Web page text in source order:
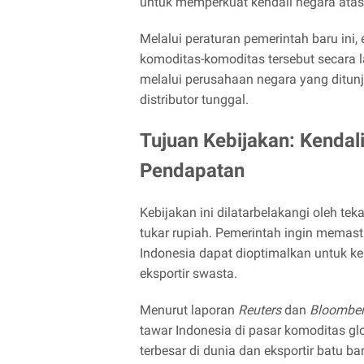
Melalui peraturan pemerintah baru
komoditas-komoditas tersebut secara
melalui perusahaan negara yang
distributor tunggal.
Tujuan Kebijakan:
Pendapatan
Kebijakan ini dilatarbelakangi oleh
tukar rupiah. Pemerintah ingin
Indonesia dapat dioptimalkan untuk
eksportir swasta.
Menurut laporan Reutersdan
tawar Indonesia di pasar komoditas
terbesar di dunia dan eksportir batu